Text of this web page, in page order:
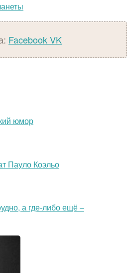
FacebookVK
юмор
Пауло Коэльо
а где-либо ещё –